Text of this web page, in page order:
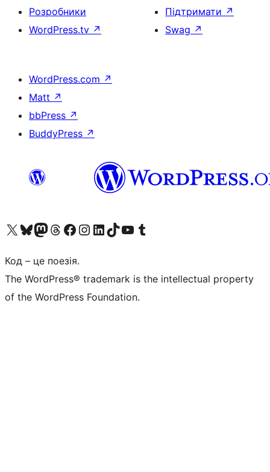
Розробники
WordPress.tv ↗
Підтримати ↗
Swag ↗
WordPress.com ↗
Matt ↗
bbPress ↗
BuddyPress ↗
Visit our X (formerly Twitter) account
Visit our Bluesky account
Завітайте до нашої стрічки в Mastodon
Visit our Threads account
Завітайте на нашу сторінку в Facebook
Visit our Instagram account
Visit our LinkedIn account
Visit our TikTok account
Visit our YouTube channel
Visit our Tumblr account
Код – це поезія.
The WordPress® trademark is the intellectual property
of the WordPress Foundation.